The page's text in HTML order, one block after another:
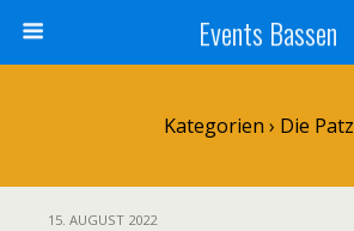
Events Bassen
Kategorien › Die
15. AUGUST 2022